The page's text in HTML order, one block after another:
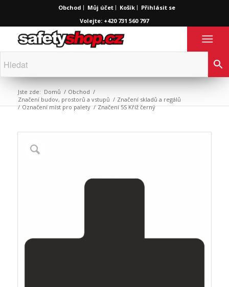
Obchod Můj účet Košík
Přihlásit se
Volejte: +420 731 560 797
Jste zde: Domů / Obchod /
Značení budov, prostorů a vstupů / Značení skladů a regálů
/ Označení míst pro palety / Značení 5S Kříž černý